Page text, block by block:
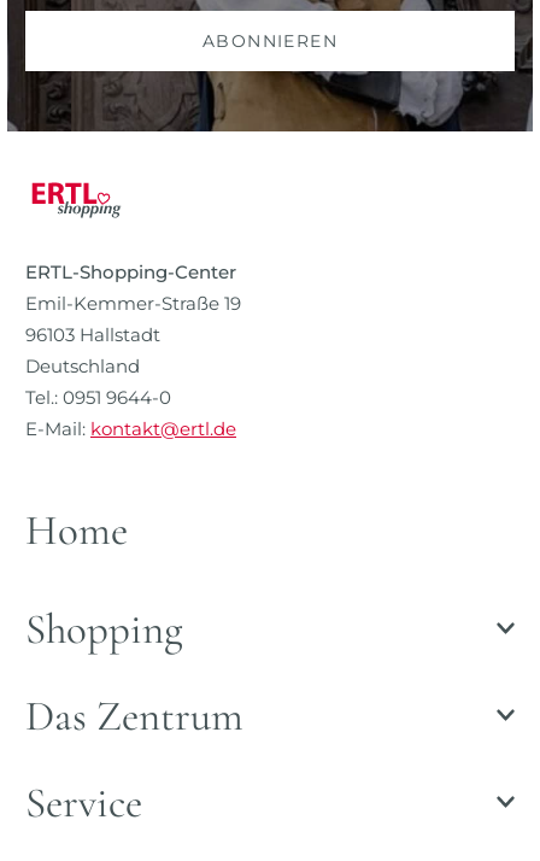
ABONNIEREN
ERTL-Shopping-Center
Emil-Kemmer-Straße 19
96103 Hallstadt
Deutschland
Tel.: 0951 9644-0
E-Mail: kontakt@ertl.de
Home
Shopping
Das Zentrum
Service